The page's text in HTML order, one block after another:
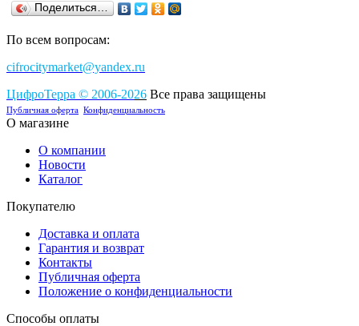
Поделиться…
По всем вопросам:
cifrocitymarket@yandex.ru
ЦифроТерра © 2006-2026 Все права защищены
Публичная оферта Конфиденциальность
О магазине
О компании
Новости
Каталог
Покупателю
Доставка и оплата
Гарантия и возврат
Контакты
Публичная оферта
Положение о конфиденциальности
Способы оплаты